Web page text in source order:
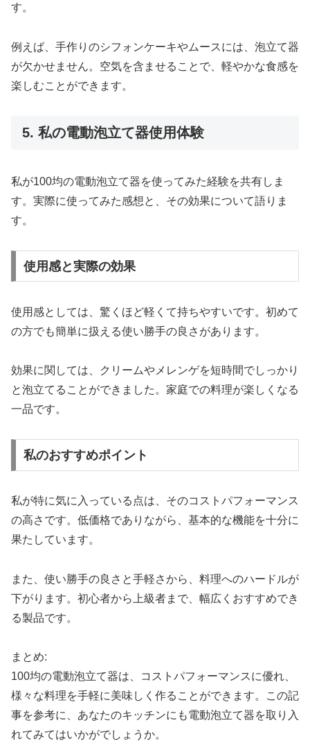
す。
例えば、手作りのシフォンケーキやムースには、泡立て器
が欠かせません。空気を含ませることで、軽やかな食感を
楽しむことができます。
5. 私の電動泡立て器使用体験
私が100均の電動泡立て器を使ってみた経験を共有しま
す。実際に使ってみた感想と、その効果について語りま
す。
使用感と実際の効果
使用感としては、驚くほど軽くて持ちやすいです。初めて
の方でも簡単に扱える使い勝手の良さがあります。
効果に関しては、クリームやメレンゲを短時間でしっかり
と泡立てることができました。家庭での料理が楽しくなる
一品です。
私のおすすめポイント
私が特に気に入っている点は、そのコストパフォーマンス
の高さです。低価格でありながら、基本的な機能を十分に
果たしています。
また、使い勝手の良さと手軽さから、料理へのハードルが
下がります。初心者から上級者まで、幅広くおすすめでき
る製品です。
まとめ:
100均の電動泡立て器は、コストパフォーマンスに優れ、
様々な料理を手軽に美味しく作ることができます。この記
事を参考に、あなたのキッチンにも電動泡立て器を取り入
れてみてはいかがでしょうか。